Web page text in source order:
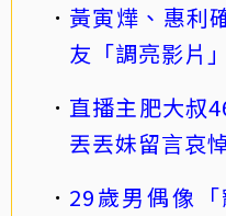
黃寅燁、惠利
友「調亮影片
直播主肥大叔
丟丟妹留言哀
29歲男偶像